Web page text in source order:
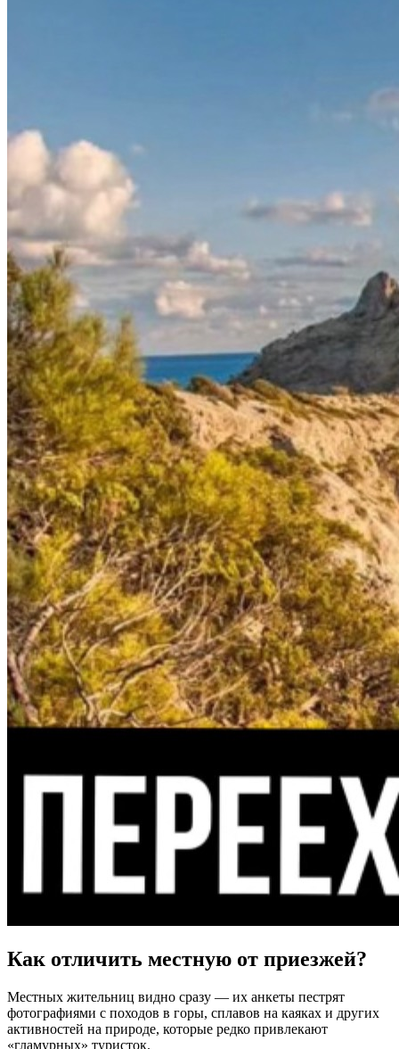
Как отличить местную от приезжей?
Местных жительниц видно сразу — их анкеты пестрят
фотографиями с походов в горы, сплавов на каяках и других
активностей на природе, которые редко привлекают
«гламурных» туристок.